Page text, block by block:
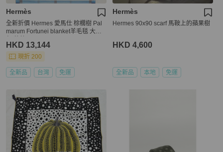
Hermès
全新折價 Hermes 愛馬仕 棕櫚樹 Pal
marum Fortunei blanket羊毛毯 大象
HKD 13,144
現折 200
全新品 台灣 免運
Hermès
Hermes 90x90 scarf 馬鞍上的蘋果樹
HKD 4,600
全新品 本地 免運